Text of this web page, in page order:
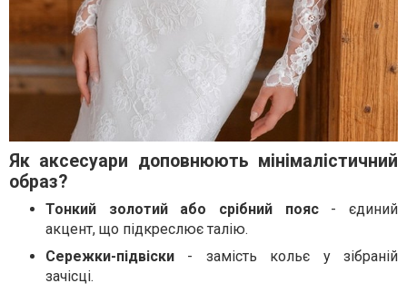
Як аксесуари доповнюють мінімалістичний
образ?
Тонкий золотий або срібний пояс- єдиний
акцент, що підкреслює талію.
Сережки-підвіски - замість кольє у зібраній
зачісці.